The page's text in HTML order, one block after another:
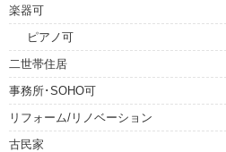
楽器可
ピアノ可
二世帯住居
事務所･SOHO可
リフォーム/リノベーション
古民家